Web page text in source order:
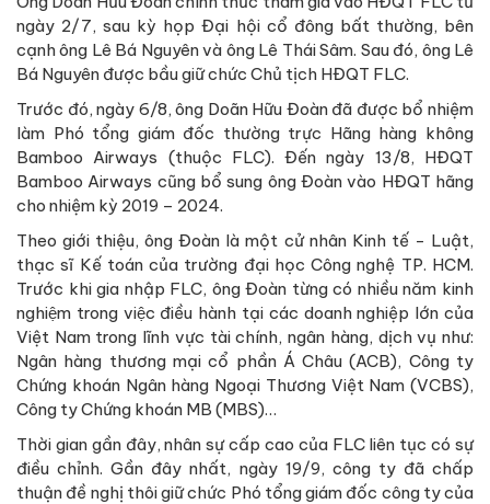
ngày 2/7, sau kỳ họp Đại hội cổ đông bất thường, bên
cạnh ông Lê Bá Nguyên và ông Lê Thái Sâm. Sau đó, ông Lê
Bá Nguyên được bầu giữ chức Chủ tịch HĐQT FLC.
Trước đó, ngày 6/8, ông Doãn Hữu Đoàn đã được bổ nhiệm
làm Phó tổng giám đốc thường trực Hãng hàng không
Bamboo Airways (thuộc FLC). Đến ngày 13/8, HĐQT
Bamboo Airways cũng bổ sung ông Đoàn vào HĐQT hãng
cho nhiệm kỳ 2019 – 2024.
Theo giới thiệu, ông Đoàn là một cử nhân Kinh tế - Luật,
thạc sĩ Kế toán của trường đại học Công nghệ TP. HCM.
Trước khi gia nhập FLC, ông Đoàn từng có nhiều năm kinh
nghiệm trong việc điều hành tại các doanh nghiệp lớn của
Việt Nam trong lĩnh vực tài chính, ngân hàng, dịch vụ như:
Ngân hàng thương mại cổ phần Á Châu (ACB), Công ty
Chứng khoán Ngân hàng Ngoại Thương Việt Nam (VCBS),
Công ty Chứng khoán MB (MBS)…
Thời gian gần đây, nhân sự cấp cao của FLC liên tục có sự
điều chỉnh. Gần đây nhất, ngày 19/9, công ty đã chấp
thuận đề nghị thôi giữ chức Phó tổng giám đốc công ty của